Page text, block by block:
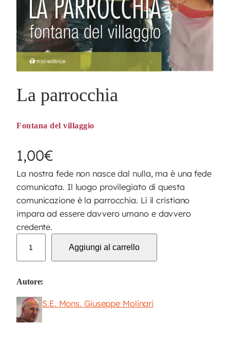
La parrocchia
Fontana del villaggio
1,00€
La nostra fede non nasce dal nulla, ma è una fede
comunicata. Il luogo provilegiato di questa
comunicazione è la parrocchia. Lì il cristiano
impara ad essere davvero umano e davvero
credente.
a
r
o
Aggiungi al carrello
Autore:
S.E. Mons. Giuseppe Molinari